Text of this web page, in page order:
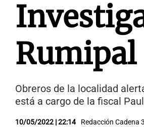
Rumipal
Obreros de la localidad
está a cargo de la fiscal
10/05/2022 | 22:14 Redacción Cadena 3